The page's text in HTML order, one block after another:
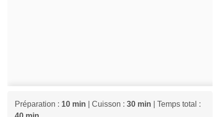
Préparation : 10 min | Cuisson : 30 min | Temps total :